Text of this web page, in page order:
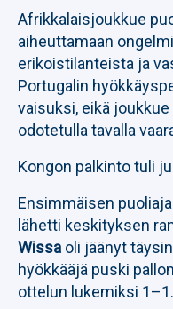
Afrikkalaisjoukkue
aiheuttamaan
erikoistilanteista ja
Portugalin
vaisuksi, eikä
odotetulla tavalla
Kongon palkinto tuli
Ensimmäisen
lähetti keskityksen
Wissa oli jäänyt
hyökkääjä puski
ottelun lukemiksi 1–1.